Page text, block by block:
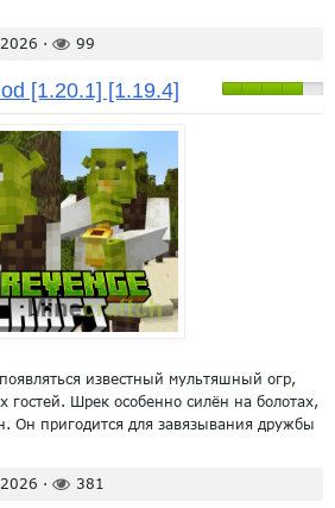
· 99
[1.20.1] [1.19.4]
известный мультяшный огр,
Шрек особенно силён на болотах,
Он пригодится для завязывания дружбы
· 381